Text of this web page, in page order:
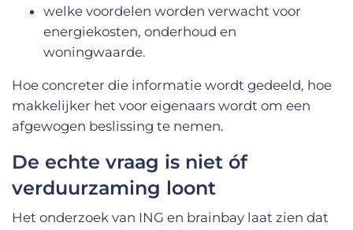
welke voordelen worden verwacht voor
energiekosten, onderhoud en
woningwaarde.
Hoe concreter die informatie wordt gedeeld, hoe
makkelijker het voor eigenaars wordt om een
afgewogen beslissing te nemen.
De echte vraag is niet óf
verduurzaming loont
Het onderzoek van ING en brainbay laat zien dat